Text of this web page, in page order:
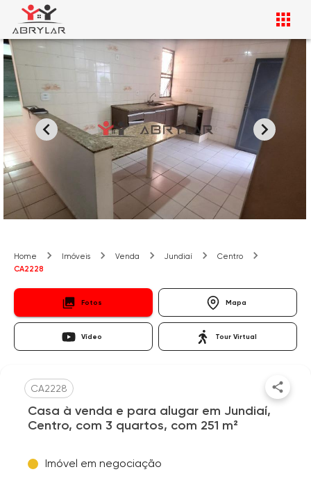
Home Imóveis Venda Jundiaí
Centro
CA2228
Fotos Mapa
Vídeo Tour Virtual
CA2228
Casa à venda e para alugar em Jundiaí,
Centro, com 3 quartos, com 251 m²
Imóvel em negociação